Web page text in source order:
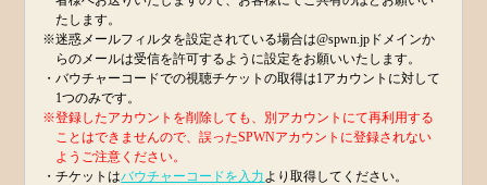
たします。
※迷惑メールフィルタを設定されている場合は@spwn.jpドメインか
らのメールは受信を許可するように設定をお願いいたします。
・バウチャーコードでの視聴チケットの取得は1アカウントに対して
1つのみです。
※登録したアカウントを削除しても、別アカウントにて再利用する
ことはできませんので、誤ったSPWNアカウントに登録されない
ようご注意ください。
・チケットはバウチャーコードを入力より取得してください。